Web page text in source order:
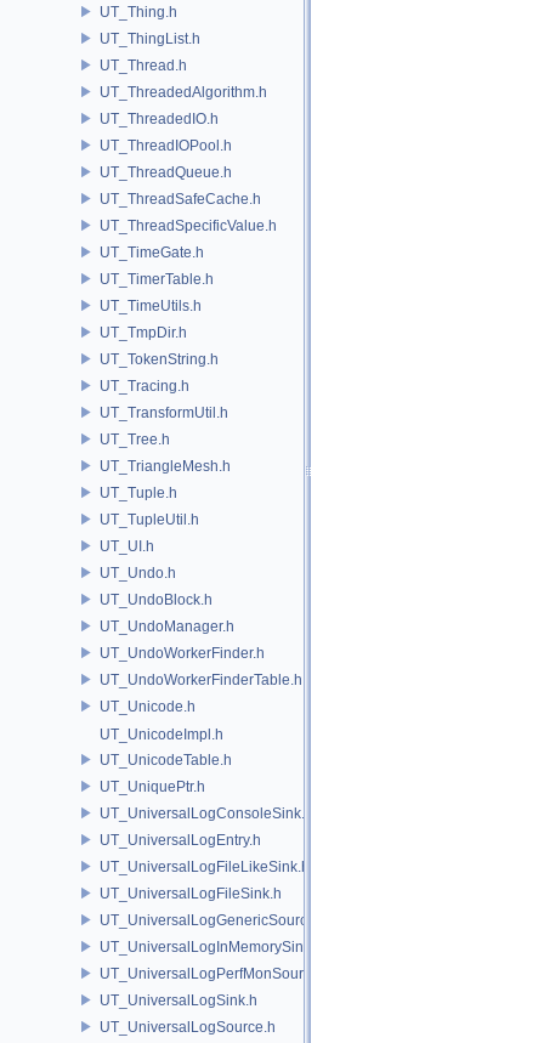
UT_Thing.h
UT_ThingList.h
UT_Thread.h
UT_ThreadedAlgorithm.h
UT_ThreadedIO.h
UT_ThreadIOPool.h
UT_ThreadQueue.h
UT_ThreadSafeCache.h
UT_ThreadSpecificValue.h
UT_TimeGate.h
UT_TimerTable.h
UT_TimeUtils.h
UT_TmpDir.h
UT_TokenString.h
UT_Tracing.h
UT_TransformUtil.h
UT_Tree.h
UT_TriangleMesh.h
UT_Tuple.h
UT_TupleUtil.h
UT_UI.h
UT_Undo.h
UT_UndoBlock.h
UT_UndoManager.h
UT_UndoWorkerFinder.h
UT_UndoWorkerFinderTable.h
UT_Unicode.h
UT_UnicodeImpl.h
UT_UnicodeTable.h
UT_UniquePtr.h
UT_UniversalLogConsoleSink.h
UT_UniversalLogEntry.h
UT_UniversalLogFileLikeSink.h
UT_UniversalLogFileSink.h
UT_UniversalLogGenericSource.h
UT_UniversalLogInMemorySink.h
UT_UniversalLogPerfMonSource.h
UT_UniversalLogSink.h
UT_UniversalLogSource.h